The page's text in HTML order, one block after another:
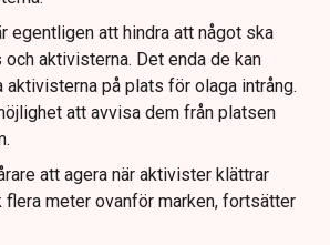
egentligen att hindra att något ska
aktivisterna. Det enda de kan
aktivisterna på plats för olaga intrång.
att avvisa dem från platsen
att agera när aktivister klättrar
flera meter ovanför marken, fortsätter